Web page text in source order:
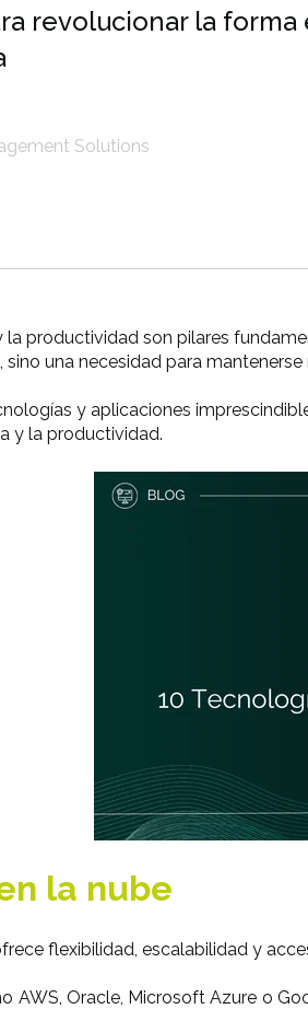
revolucionar la forma
Solutions
la productividad son pilares
una necesidad para mantenerse
y aplicaciones
y la productividad.
la nube
flexibilidad, escalabilidad y
AWS, Oracle, Microsoft Azure o